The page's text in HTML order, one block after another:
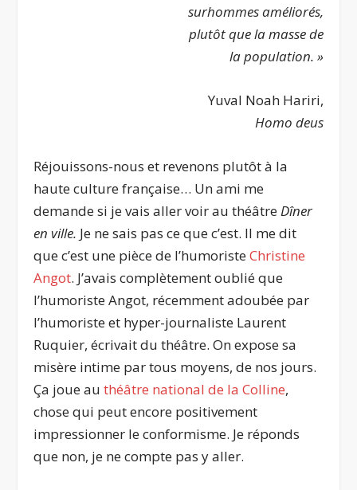
surhommes améliorés,
plutôt que la masse de
la population. »
Yuval Noah Hariri,
Homo deus
Réjouissons-nous et revenons plutôt à la
haute culture française… Un ami me
demande si je vais aller voir au théâtreDîner
en ville. Je ne sais pas ce que c’est. Il me dit
que c’est une pièce de l’humoristeChristine
Angot. J’avais complètement oublié que
l’humoriste Angot, récemment adoubée par
l’humoriste et hyper-journaliste Laurent
Ruquier, écrivait du théâtre. On expose sa
misère intime par tous moyens, de nos jours.
Ça joue authéâtre national de la Colline,
chose qui peut encore positivement
impressionner le conformisme. Je réponds
que non, je ne compte pas y aller.